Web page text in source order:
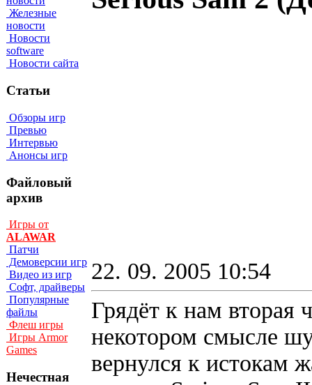
Железные
новости
Новости
software
Новости сайта
Статьи
Обзоры игр
Превью
Интервью
Анонсы игр
Файловый
архив
Игры от
ALAWAR
Патчи
Демоверсии игр
Видео из игр
Софт, драйверы
Популярные
файлы
Флеш игры
Игры Armor
Games
Нечестная
22. 09. 2005 10:54
Грядёт к нам вторая
некотором смысле
вернулся к истокам